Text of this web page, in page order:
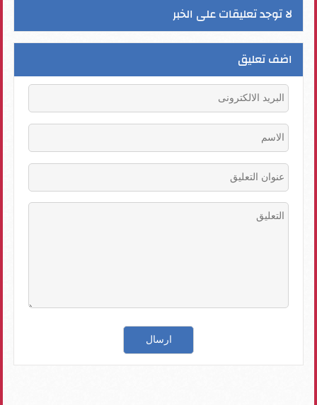
لا توجد تعليقات على الخبر
اضف تعليق